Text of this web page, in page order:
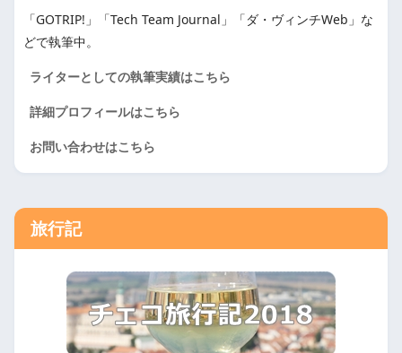
「GOTRIP!」「Tech Team Journal」「ダ・ヴィンチWeb」な
どで執筆中。
ライターとしての執筆実績はこちら
詳細プロフィールはこちら
お問い合わせはこちら
旅行記